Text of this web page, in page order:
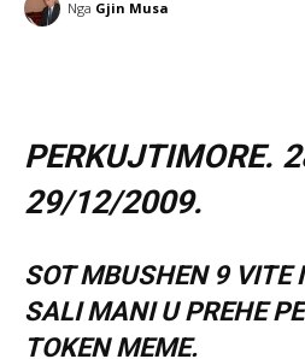
Nga Gjin Musa
PERKUJTIMORE.
29/12/2009.
SOT MBUSHEN 9 VITE
SALI MANI U PREHE
TOKEN MEME.